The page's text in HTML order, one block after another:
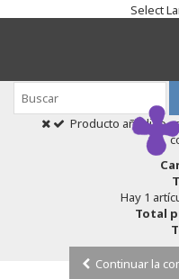
Select
Producto añadido
Hay 1
Total
Continuar la